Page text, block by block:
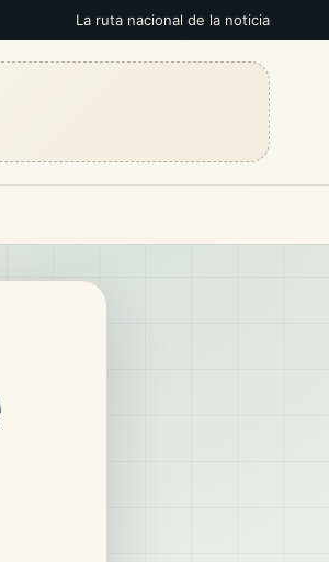
La ruta nacional de la noticia